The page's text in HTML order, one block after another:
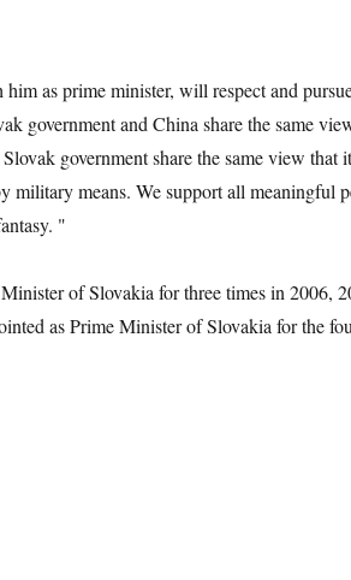
as prime minister, will respect and
government and China share the same
government share the same view that
means. We support all meaningful
"
of Slovakia for three times in 2006,
as Prime Minister of Slovakia for the